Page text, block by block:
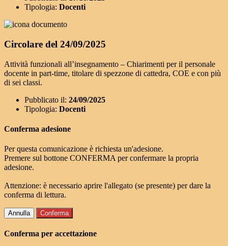
Tipologia: Docenti
Circolare del 24/09/2025
Attività funzionali all’insegnamento – Chiarimenti per il personale
docente in part-time, titolare di spezzone di cattedra, COE e con più
di sei classi.
Pubblicato il: 24/09/2025
Tipologia: Docenti
Conferma adesione
Per questa comunicazione è richiesta un'adesione.
Premere sul bottone CONFERMA per confermare la propria
adesione.
Attenzione: è necessario aprire l'allegato (se presente) per dare la
conferma di lettura.
Annulla Conferma
Conferma per accettazione